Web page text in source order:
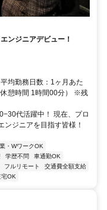
ンジニアデビュー！
均勤務日数：1ヶ月あた
憩時間 1時間00分） ※残
代活躍中！ 現在、プロ
ンジニアを目指す皆様！
・WワークOK
学歴不問
車通勤OK
フルリモート
交通費全額支給
宅OK